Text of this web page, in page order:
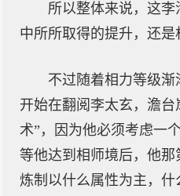
所以整体来说，这
中所所取得的提升，还是
不过随着相力等级
开始在翻阅李太玄，澹
术”，因为他必须考虑一
等他达到相师境后，他
炼制以什么属性为主，什